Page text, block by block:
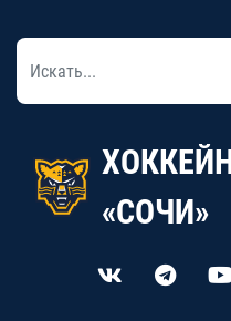
«СОЧИ»